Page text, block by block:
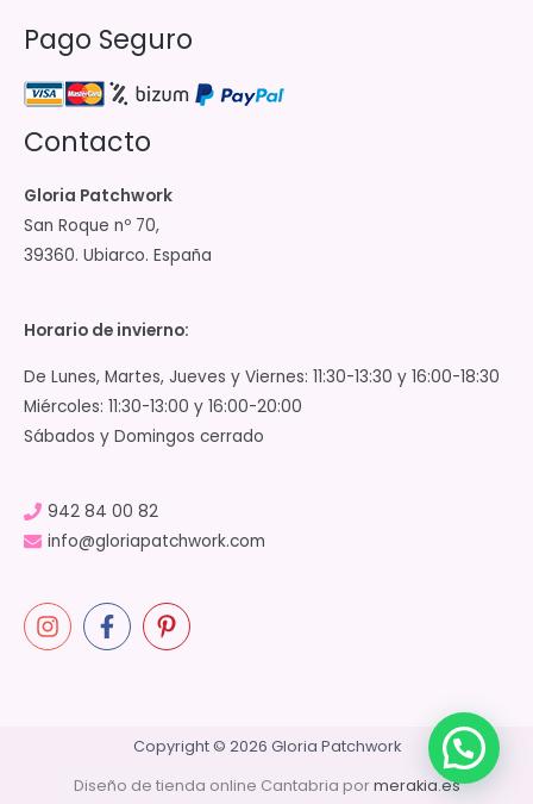
Pago Seguro
Contacto
Gloria Patchwork
San Roque nº 70,
39360. Ubiarco. España
Horario de invierno:
De Lunes, Martes, Jueves y Viernes: 11:30-13:30 y 16:00-18:30
Miércoles: 11:30-13:00 y 16:00-20:00
Sábados y Domingos cerrado
942 84 00 82
info@gloriapatchwork.com
Copyright © 2026 Gloria Patchwork
Diseño de tienda online Cantabria pormerakia.es